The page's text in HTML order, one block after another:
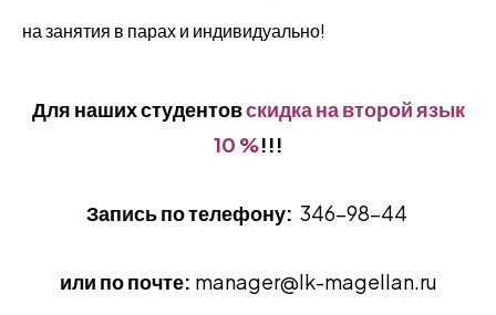
на занятия в парах и индивидуально!
Для наших студентовскидка на второй язык
10 %!!!
Запись по телефону: 346-98-44
или по почте: manager@lk-magellan.ru